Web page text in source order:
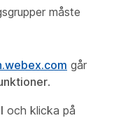
måste
går
.
och klicka på